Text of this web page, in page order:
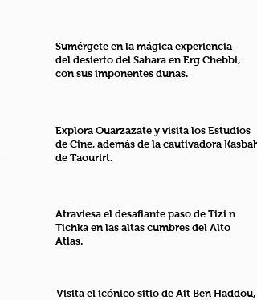
Sumérgete en la mágica experiencia
del desierto del Sahara en Erg Chebbi,
con sus imponentes dunas.
Explora Ouarzazate y visita los Estudios
de Cine, además de la cautivadora Kasbah
de Taourirt.
Atraviesa el desafiante paso de Tizi n
Tichka en las altas cumbres del Alto
Atlas.
Visita el icónico sitio de Ait Ben Haddou,